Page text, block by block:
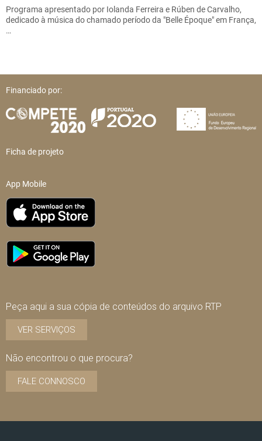
Programa apresentado por Iolanda Ferreira e Rúben de Carvalho,
dedicado à música do chamado período da "Belle Époque" em França,
…
Financiado por:
Ficha de projeto
App Mobile
Peça aqui a sua cópia de conteúdos do arquivo RTP
VER SERVIÇOS
Não encontrou o que procura?
FALE CONNOSCO